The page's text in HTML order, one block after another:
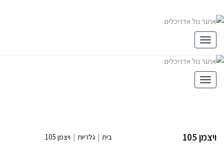
תפריט
תפריט
ויצמן 105 בית | גלריות | ויצמן 105